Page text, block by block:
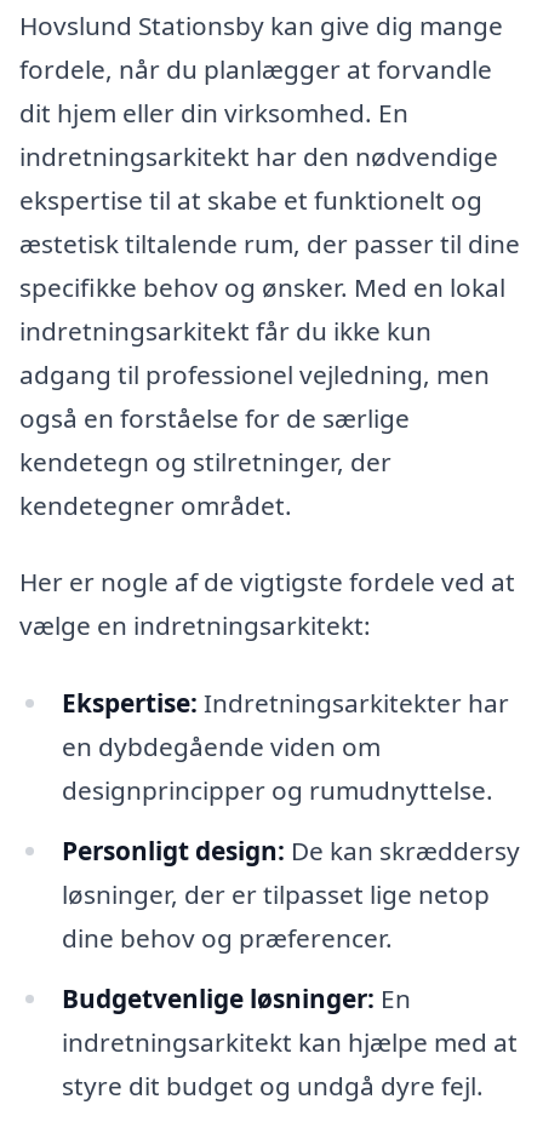
Hovslund Stationsby kan give dig mange
fordele, når du planlægger at forvandle
dit hjem eller din virksomhed. En
indretningsarkitekt har den nødvendige
ekspertise til at skabe et funktionelt og
æstetisk tiltalende rum, der passer til dine
specifikke behov og ønsker. Med en lokal
indretningsarkitekt får du ikke kun
adgang til professionel vejledning, men
også en forståelse for de særlige
kendetegn og stilretninger, der
kendetegner området.
Her er nogle af de vigtigste fordele ved at
vælge en indretningsarkitekt:
Ekspertise: Indretningsarkitekter har
en dybdegående viden om
designprincipper og rumudnyttelse.
Personligt design: De kan skræddersy
løsninger, der er tilpasset lige netop
dine behov og præferencer.
Budgetvenlige løsninger: En
indretningsarkitekt kan hjælpe med at
styre dit budget og undgå dyre fejl.